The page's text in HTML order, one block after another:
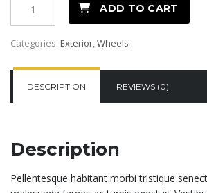
Wheel
R18
quantity
ADD TO CART
Categories: Exterior,Wheels
DESCRIPTION REVIEWS (0)
Description
Pellentesque habitant morbi tristique